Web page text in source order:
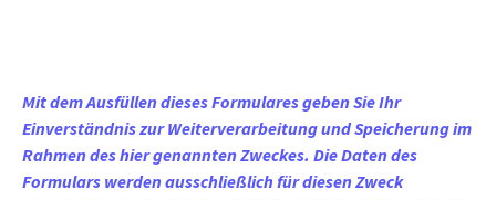
Mit dem Ausfüllen dieses Formulares geben Sie Ihr
Einverständnis zur Weiterverarbeitung und Speicherung im
Rahmen des hier genannten Zweckes. Die Daten des
Formulars werden ausschließlich für diesen Zweck